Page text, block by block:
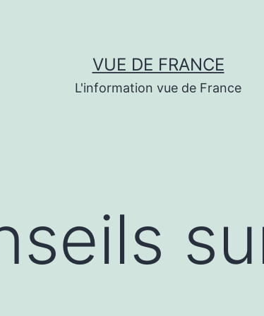
VUE DE FRANCE
L'information vue de France